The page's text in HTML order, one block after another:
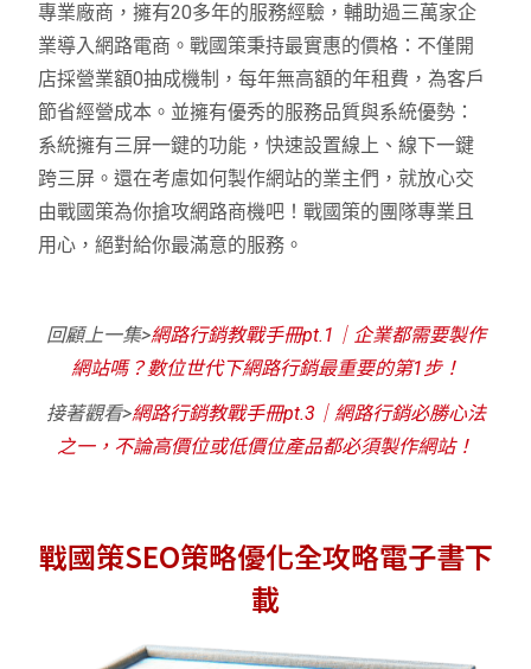
專業廠商，擁有20多年的服務經驗，輔助過三萬家企
業導入網路電商。戰國策秉持最實惠的價格：不僅開
店採營業額0抽成機制，每年無高額的年租費，為客戶
節省經營成本。並擁有優秀的服務品質與系統優勢：
系統擁有三屏一鍵的功能，快速設置線上、線下一鍵
跨三屏。還在考慮如何製作網站的業主們，就放心交
由戰國策為你搶攻網路商機吧！戰國策的團隊專業且
用心，絕對給你最滿意的服務。
回顧上一集>網路行銷教戰手冊pt.1｜企業都需要製作
網站嗎？數位世代下網路行銷最重要的第1步！
接著觀看>網路行銷教戰手冊pt.3｜網路行銷必勝心法
之一，不論高價位或低價位產品都必須製作網站！
戰國策SEO策略優化全攻略電子書下
載